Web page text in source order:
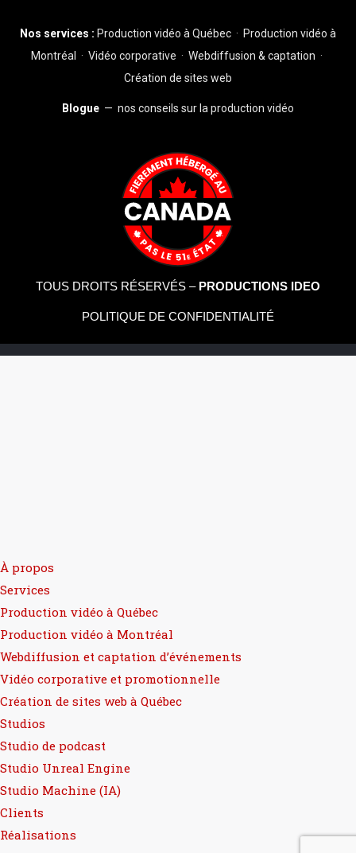
Nos services : Production vidéo à Québec · Production vidéo à
Montréal
· Vidéo corporative · Webdiffusion & captation ·
Création de sites web
Blogue — nos conseils sur la production vidéo
TOUS DROITS RÉSERVÉS – PRODUCTIONS IDEO
POLITIQUE DE CONFIDENTIALITÉ
À propos
Services
Production vidéo à Québec
Production vidéo à Montréal
Webdiffusion et captation d’événements
Vidéo corporative et promotionnelle
Création de sites web à Québec
Studios
Studio de podcast
Studio Unreal Engine
Studio Machine (IA)
Clients
Réalisations